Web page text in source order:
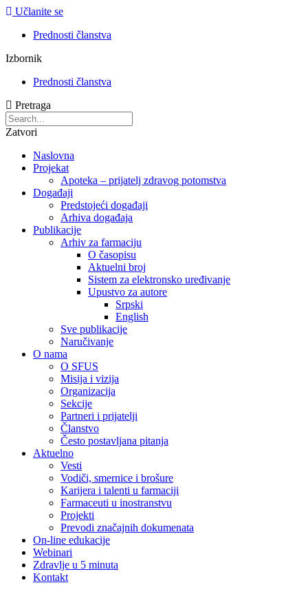
Učlanite se
Prednosti članstva
Izbornik
Prednosti članstva
Pretraga
Zatvori
Naslovna
Projekat
Apoteka – prijatelj zdravog potomstva
Događaji
Predstojeći događaji
Arhiva događaja
Publikacije
Arhiv za farmaciju
O časopisu
Aktuelni broj
Sistem za elektronsko uređivanje
Upustvo za autore
Srpski
English
Sve publikacije
Naručivanje
O nama
O SFUS
Misija i vizija
Organizacija
Sekcije
Partneri i prijatelji
Članstvo
Često postavljana pitanja
Aktuelno
Vesti
Vodiči, smernice i brošure
Karijera i talenti u farmaciji
Farmaceuti u inostranstvu
Projekti
Prevodi značajnih dokumenata
On-line edukacije
Webinari
Zdravlje u 5 minuta
Kontakt